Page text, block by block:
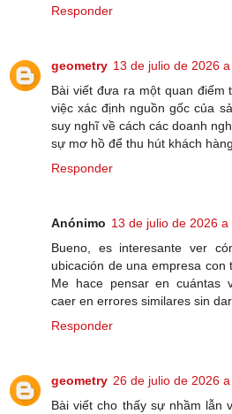
Responder
geometry 13 de julio de 2026
Bài viết đưa ra một quan điểm
việc xác định nguồn gốc của
suy nghĩ về cách các doanh
sự mơ hồ để thu hút khách hàng
Responder
Anónimo 13 de julio de 2026 a
Bueno, es interesante ver
ubicación de una empresa con
Me hace pensar en cuántas
caer en errores similares sin
Responder
geometry 26 de julio de 2026 a
Bài viết cho thấy sự nhầm lẫn